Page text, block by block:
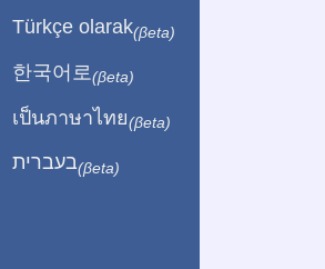
Türkçe olarak(βeta)
한국어로 (βeta)
เป็นภาษาไทย(βeta)
בעברית(βeta)